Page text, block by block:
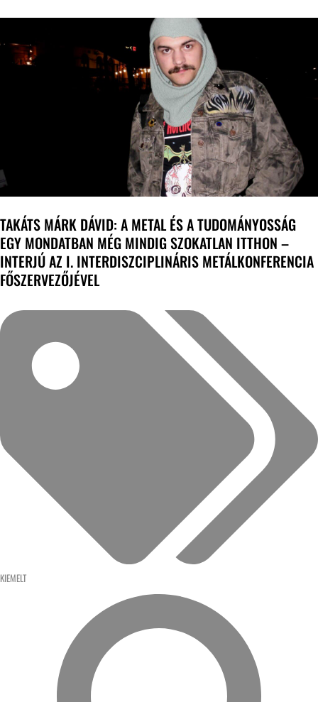
TAKÁTS MÁRK DÁVID: A METAL ÉS A TUDOMÁNYOSSÁG
EGY MONDATBAN MÉG MINDIG SZOKATLAN ITTHON –
INTERJÚ AZ I. INTERDISZCIPLINÁRIS METÁLKONFERENCIA
FŐSZERVEZŐJÉVEL
KIEMELT